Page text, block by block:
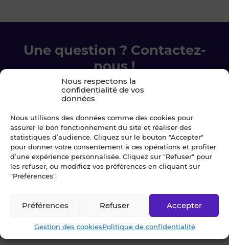
Nous respectons la
confidentialité de vos
données
Nous utilisons des données comme des cookies pour
assurer le bon fonctionnement du site et réaliser des
statistiques d’audience. Cliquez sur le bouton "Accepter"
pour donner votre consentement à ces opérations et profiter
d’une expérience personnalisée. Cliquez sur "Refuser" pour
les refuser, ou modifiez vos préférences en cliquant sur
"Préférences".
Accepter
Refuser
Préférences
Gestion des cookiesPolitique de confidentialité
Une question ? Contactez-
nous !
Chez Blot nous sommes là pour vous
accompagner à chaque étape.
Ecrivez-nous
02 99 79 33 34